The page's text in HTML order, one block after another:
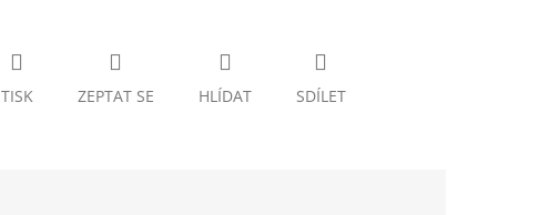
TISK ZEPTAT SE HLÍDAT SDÍLET